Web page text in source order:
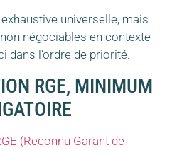
universelle, mais
négociables en contexte
dans l’ordre de priorité.
RGE, MINIMUM
(Reconnu Garant de